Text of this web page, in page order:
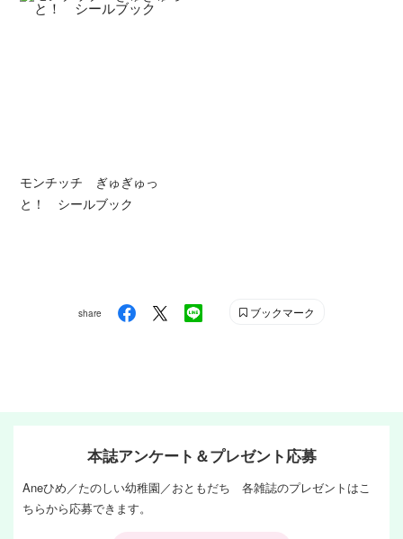
モンチッチ ぎゅぎゅっ
と！ シールブック
share ブックマーク
本誌アンケート＆プレゼント応募
Aneひめ／たのしい幼稚園／おともだち 各雑誌のプレゼントはこ
ちらから応募できます。